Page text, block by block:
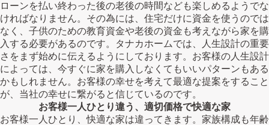
ローンを払い終わった後の老後の時間なども楽しめるようでな
ければなりません。その為には、住宅だけに資金を使うのでは
なく、子供のための教育資金や老後の資金も考えながら家を購
入する必要があるのです。タナカホームでは、人生設計の重要
さをまず始めに伝えるようにしております。お客様の人生設計
によっては、今すぐに家を購入しなくてもいいパターンもある
かもしれません。お客様の幸せを考えて最適な提案をすること
が、当社の幸せに繋がると信じているのです。
お客様一人ひとり違う、適切価格で快適な家
お客様一人ひとり、快適な家は違ってきます。家族構成も年齢